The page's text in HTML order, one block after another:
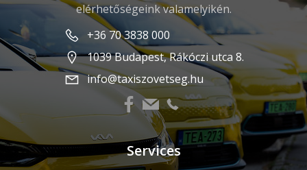
elérhetőségeink valamelyikén.
+36 70 3838 000
1039 Budapest, Rákóczi utca 8.
info@taxiszovetseg.hu
Services